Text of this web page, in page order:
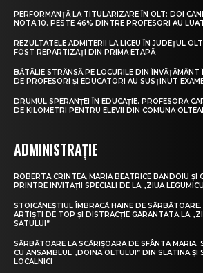
PERFORMANȚĂ LA TITULARIZARE ÎN OLT: DOI
NOTA 10. PESTE 46% DINTRE PROFESORI AU
REZULTATELE ADMITERII LA LICEU ÎN JUDEȚUL
FOST REPARTIZAȚI DIN PRIMA ETAPĂ
BĂTĂLIE STRÂNSĂ PE LOCURILE DIN
DE PROFESORI ȘI EDUCATORI AU SUSȚINUT
DRUMUL SPERANȚEI ÎN EDUCAȚIE. PROFESORA
DE KILOMETRI PENTRU ELEVII DIN COMUNA
ADMINISTRAȚIE
ROBERTA CRINTEA, MARIA BEATRICE BĂNDOIU ȘI
PRINTRE INVITAȚII SPECIALI DE LA „ZIUA
STOICĂNEȘTIUL ÎMBRACĂ HAINE DE
ARTIȘTI DE TOP ȘI DISTRACȚIE GARANTATĂ LA
SATULUI”
SĂRBĂTOARE LA SCĂRIȘOARA DE SFÂNTA MARIA.
CU ANSAMBLUL „DOINA OLTULUI” DIN SLATINA ȘI
LOCALNICI